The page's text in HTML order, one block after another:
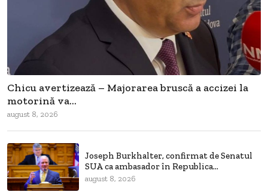
Chicu avertizează – Majorarea bruscă a accizei la
motorină va...
august 8, 2026
Joseph Burkhalter, confirmat de Senatul
SUA ca ambasador în Republica...
august 8, 2026